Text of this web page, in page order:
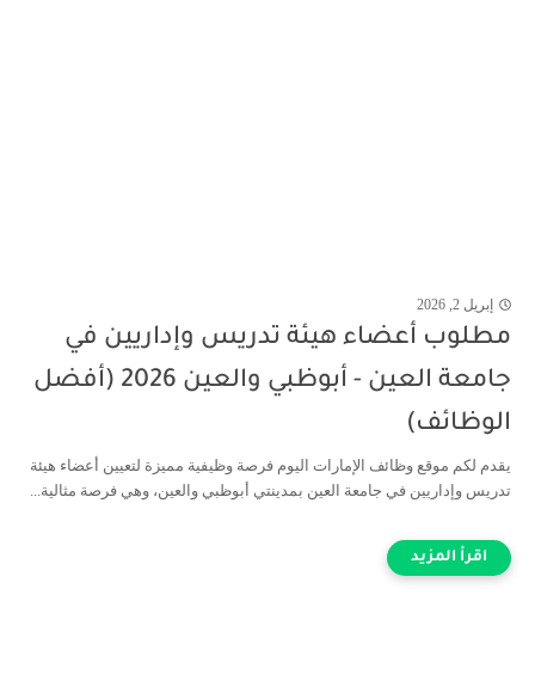
إبريل 2, 2026
مطلوب أعضاء هيئة تدريس وإداريين في
جامعة العين - أبوظبي والعين 2026 (أفضل
الوظائف)
يقدم لكم موقع وظائف الإمارات اليوم فرصة وظيفية مميزة لتعيين أعضاء هيئة
تدريس وإداريين في جامعة العين بمدينتي أبوظبي والعين، وهي فرصة مثالية...